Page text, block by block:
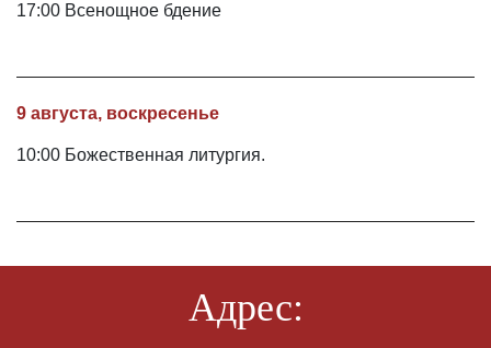
17:00 Всенощное бдение
9 августа, воскресенье
10:00 Божественная литургия.
Адрес: